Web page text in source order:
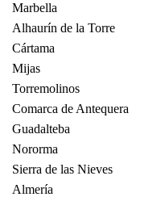
Marbella
Alhaurín de la Torre
Cártama
Mijas
Torremolinos
Comarca de Antequera
Guadalteba
Nororma
Sierra de las Nieves
Almería